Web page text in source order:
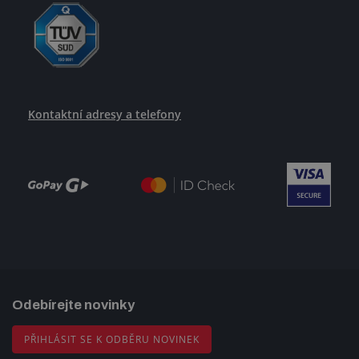
Kontaktní adresy a telefony
Odebírejte novinky
PŘIHLÁSIT SE K ODBĚRU NOVINEK